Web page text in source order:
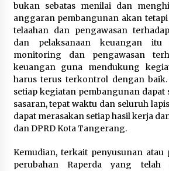
Registrasi
2026 Resmi
Pengalaman
8 Agustus 2026
Timnas Indonesia
Bangkit Usai
Piala AFF 2026
bukan sebatas menilai dan
anggaran pembangunan akan
telaahan dan pengawasan
dan pelaksanaan keuangan itu
monitoring dan pengawasan
keuangan guna mendukung
harus terus terkontrol dengan
setiap kegiatan pembangunan dapat
sasaran, tepat waktu dan seluruh
dapat merasakan setiap hasil kerja
dan DPRD Kota Tangerang.
Kemudian, terkait penyusunan atau
perubahan Raperda yang telah